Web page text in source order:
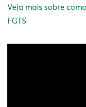
Veja mais sobre
FGTS